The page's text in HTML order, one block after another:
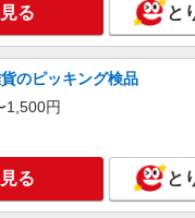
ンセンティブ支給(規定有) ゜
詳
人気機種に詳しくなれる
月給259200円 ※残業手
6か月・時給1500円〜 ★交通
り） ゜+゜・。○。・゜+゜・。○。・゜+゜ 入社
祝い金10万円支給(規定有) お友達を紹介頂くと, イ
長野県松本市の家電量販
る と
のピッキング検品
1,500円
る と